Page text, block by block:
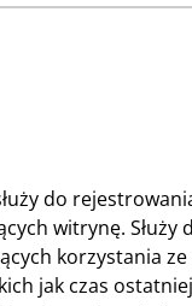
do
witrynę. Służy
korzystania
jak czas